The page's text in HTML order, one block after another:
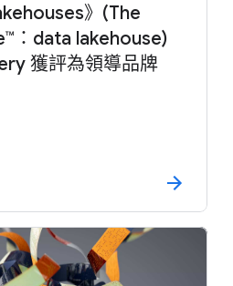
》(The
：data lakehouse)
獲評為領導品牌